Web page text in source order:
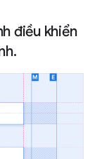
điều khiển